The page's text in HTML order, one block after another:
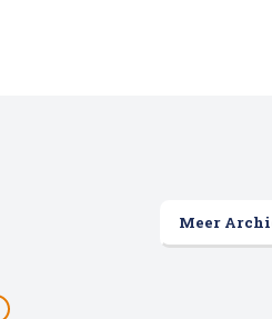
Meer